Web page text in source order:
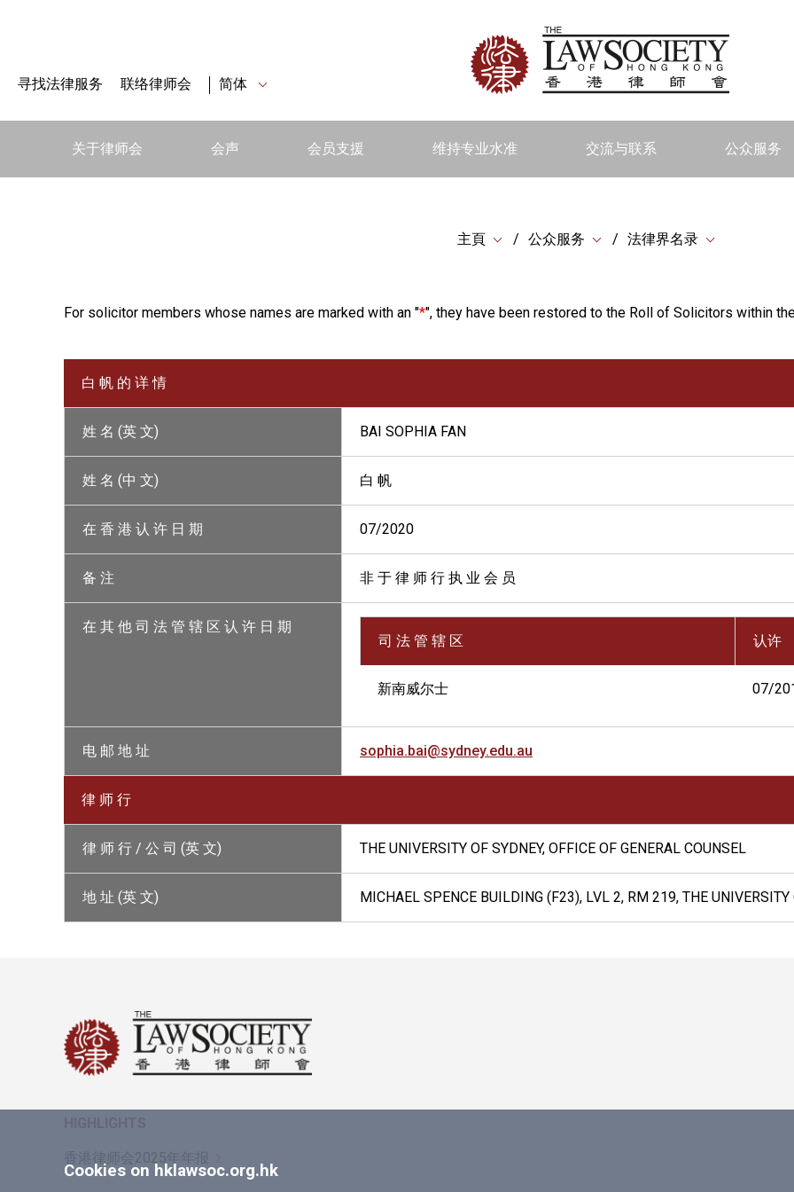
寻找法律服务 联络律师会 简体
关于律师会 会声 会员支援 维持专业水准 交流与联系 公众服务
主頁 公众服务 法律界名录
For solicitor members whose names are marked with an "*", they have been restored to the Roll of Solicitors within
白 帆 的 详 情
姓 名 (英 文) BAI SOPHIA FAN
姓 名 (中 文) 白 帆
在 香 港 认 许 日 期 07/2020
备 注 非 于 律 师 行 执 业 会 员
在 其 他 司 法 管 辖 区 认 许 日 期
司 法 管 辖 区
认许
新南威尔士 07/
电 邮 地 址 sophia.bai@sydney.edu.au
律 师 行
律 师 行 / 公 司 (英 文) THE UNIVERSITY OF SYDNEY, OFFICE OF GENERAL COUNSEL
地 址 (英 文) MICHAEL SPENCE BUILDING (F23), LVL 2, RM 219, THE
Cookies on hklawsoc.org.hk
香港律师会2025年年报